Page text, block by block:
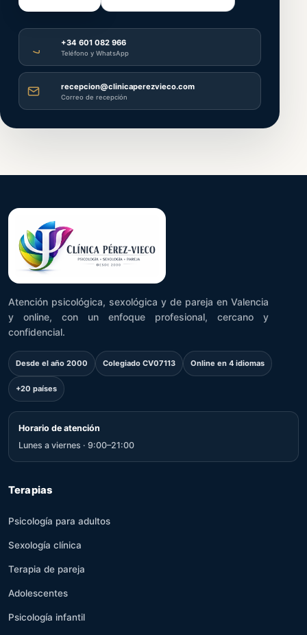
+34 601 082 966
Teléfono y WhatsApp
recepcion@clinicaperezvieco.com
Correo de recepción
Atención psicológica, sexológica y de pareja en Valencia
y online, con un enfoque profesional, cercano y
confidencial.
Desde el año 2000 Colegiado CV07113 Online en 4 idiomas
+20 países
Horario de atención
Lunes a viernes · 9:00–21:00
Terapias
Psicología para adultos
Sexología clínica
Terapia de pareja
Adolescentes
Psicología infantil